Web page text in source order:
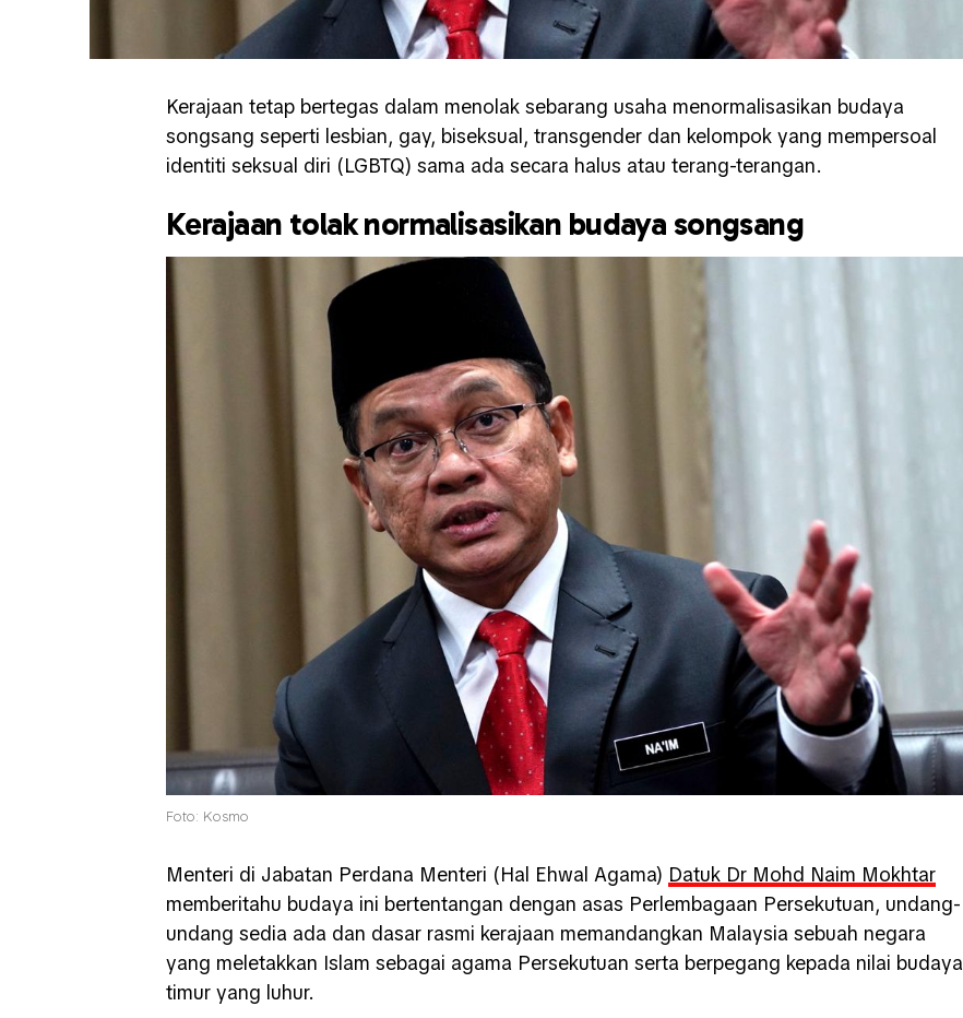
Kerajaan tetap bertegas dalam menolak sebarang usaha menormalisasikan budaya
songsang seperti lesbian, gay, biseksual, transgender dan kelompok yang mempersoal
identiti seksual diri (LGBTQ) sama ada secara halus atau terang-terangan.
Kerajaan tolak normalisasikan budaya songsang
Foto: Kosmo
Menteri di Jabatan Perdana Menteri (Hal Ehwal Agama) Datuk Dr Mohd Naim Mokhtar
memberitahu budaya ini bertentangan dengan asas Perlembagaan Persekutuan, undang-
undang sedia ada dan dasar rasmi kerajaan memandangkan Malaysia sebuah negara
yang meletakkan Islam sebagai agama Persekutuan serta berpegang kepada nilai budaya
timur yang luhur.